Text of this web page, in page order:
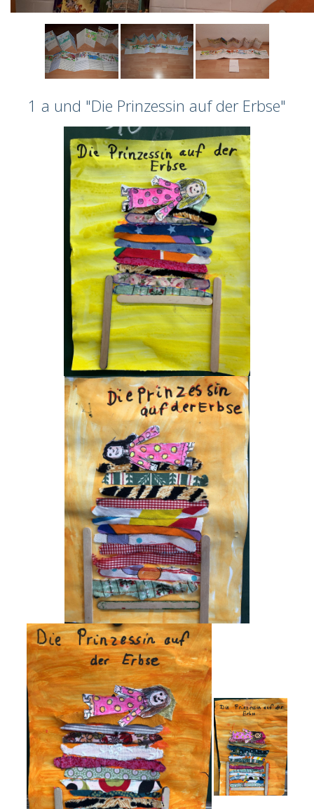
1 a und "Die Prinzessin auf der Erbse"